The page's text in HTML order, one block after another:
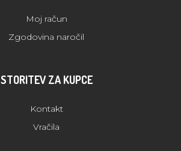
Moj račun
Zgodovina naročil
STORITEV ZA KUPCE
Kontakt
Vračila